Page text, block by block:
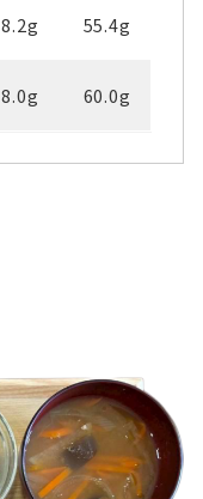
8.2g 55.4g
8.0g 60.0g